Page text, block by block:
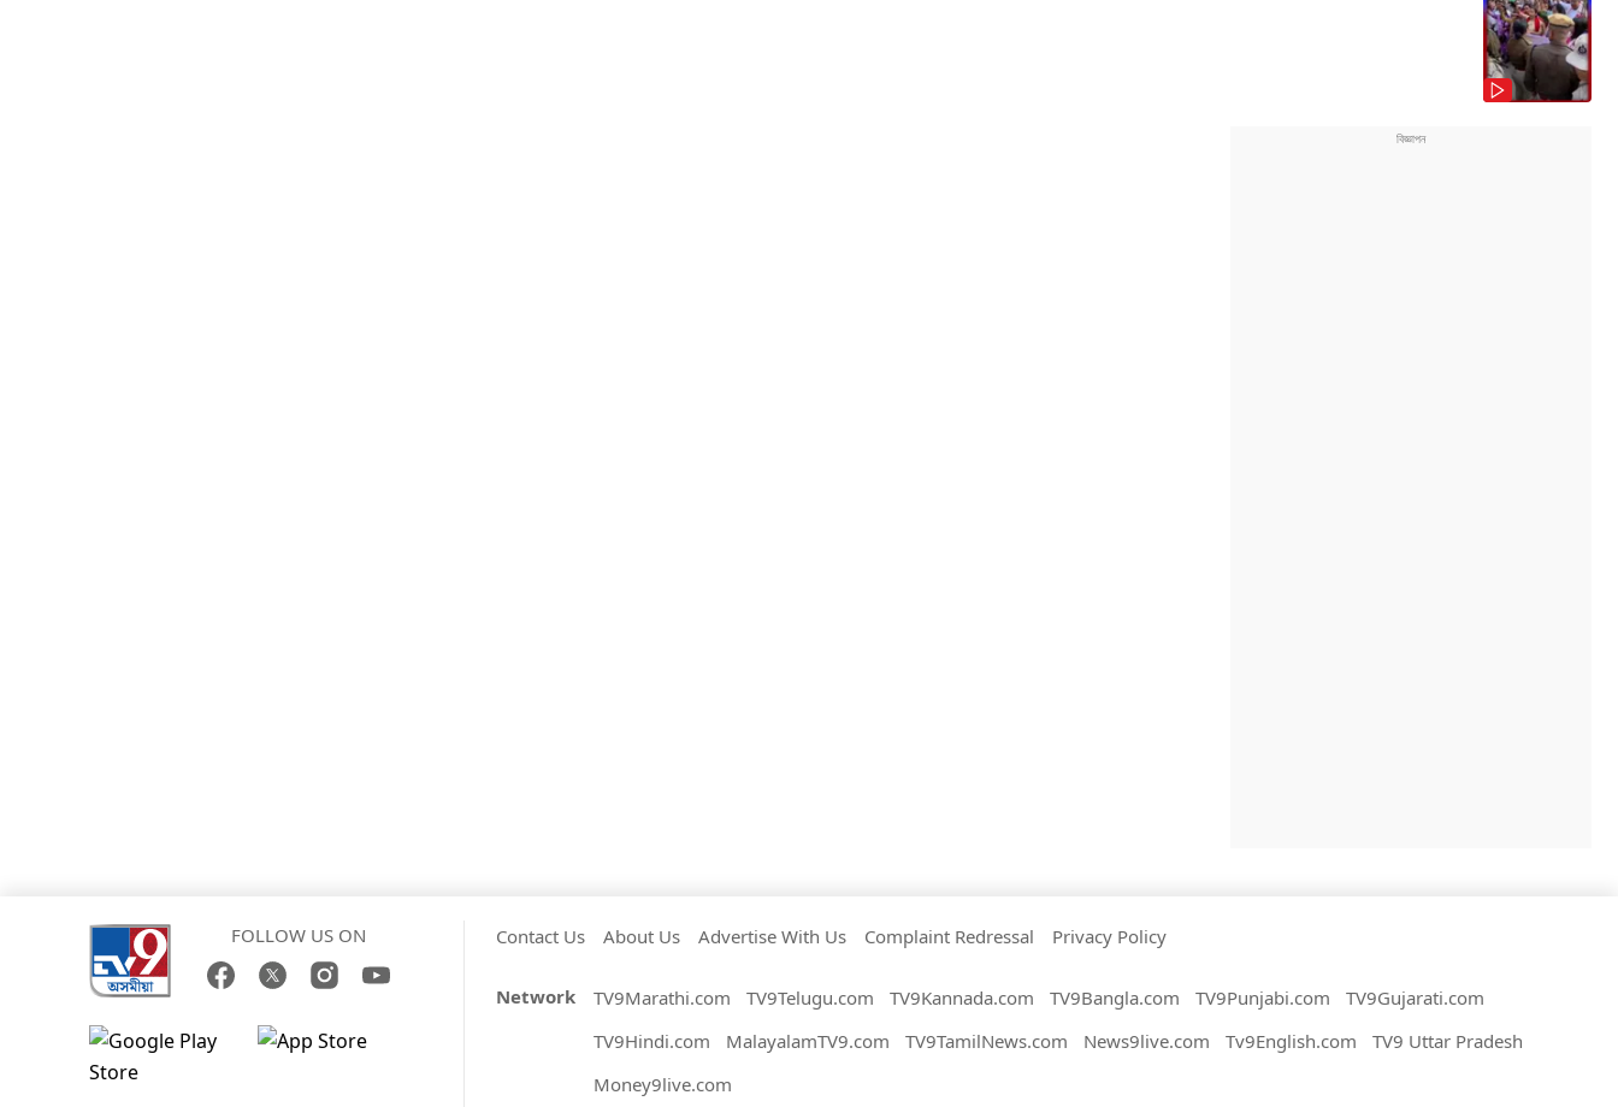
FOLLOW US ON Contact Us About Us Advertise With Us Complaint Redressal Privacy Policy
Network TV9Marathi.com TV9Telugu.com TV9Kannada.com TV9Bangla.com TV9Punjabi.com
TV9Gujarati.com
TV9Hindi.com
MalayalamTV9.com TV9TamilNews.com News9live.com Tv9English.com
TV9 Uttar Pradesh
Money9live.com